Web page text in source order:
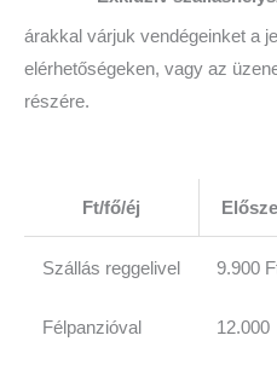
árakkal várjuk vendégeinket a
elérhetőségeken, vagy az
részére.
Ft/fő/éj
Szállás reggelivel 9.900
Félpanzióval 12.000